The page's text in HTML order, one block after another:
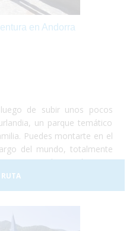
en Andorra
de subir unos pocos
un parque temático
Puedes montarte en el
del mundo, totalmente
paseando por el parque
osos, ciervos, lobos y